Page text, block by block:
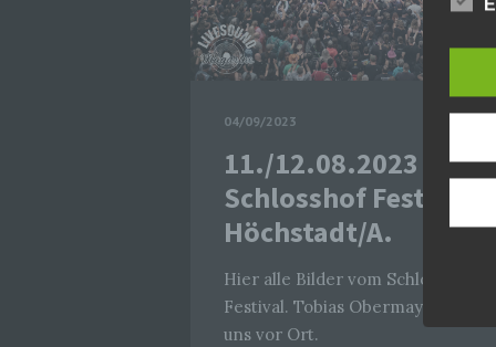
04/09/2023
11./12.08.2023
Schlosshof Festival in
Höchstadt/A.
Hier alle Bilder vom Schlosshof
Festival. Tobias Obermayr war für
uns vor Ort.